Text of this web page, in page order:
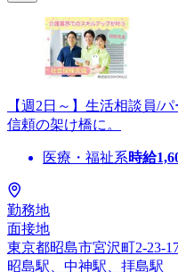
【週2日～】生活相談員/
信頼の架け橋に。
医療・福祉系時給
勤務地
面接地
東京都昭島市宮沢町2-23-
昭島駅、中神駅、拝島駅